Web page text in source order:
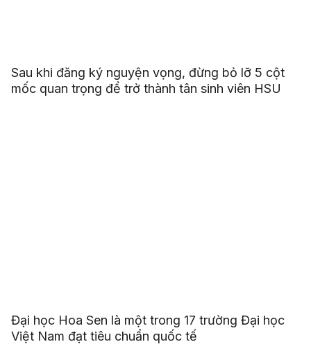
Sau khi đăng ký nguyện vọng, đừng bỏ lỡ 5 cột
mốc quan trọng để trở thành tân sinh viên HSU
Đại học Hoa Sen là một trong 17 trường Đại học
Việt Nam đạt tiêu chuẩn quốc tế